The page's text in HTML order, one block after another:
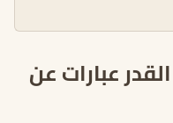
عبارات عن